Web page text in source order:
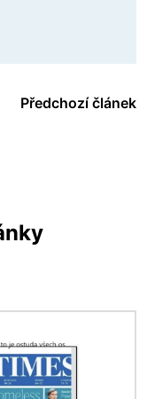
Předchozí článek